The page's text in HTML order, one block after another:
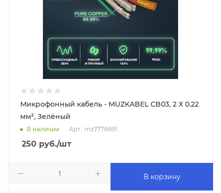
Микрофонный кабель - MUZKABEL CB03, 2 Х 0.22
мм², Зелёный
В наличии Арт.: mz7778691
250 руб./шт
В корзину